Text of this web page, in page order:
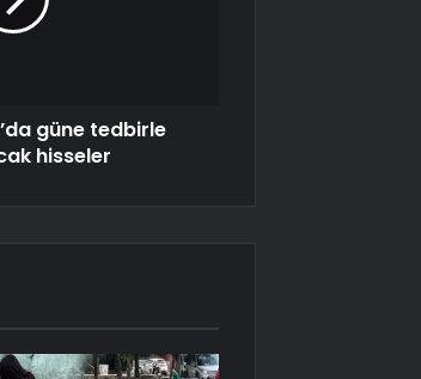
güne tedbirle
hisseler